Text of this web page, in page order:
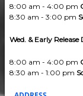
8:00 am - 4:00 pm
8:30 am - 3:00 pm
Wed. & Early Release
8:00 am - 4:00 pm
8:30 am - 1:00 pm